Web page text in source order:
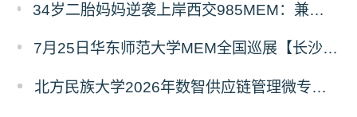
34岁二胎妈妈逆袭上岸西交985MEM：兼顾工作带娃，零基础5个月逆风翻盘
7月25日华东师范大学MEM全国巡展【长沙站】开启，欢迎报考！
北方民族大学2026年数智供应链管理微专业招生简章